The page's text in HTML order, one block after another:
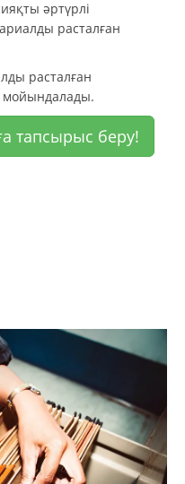
әртүрлі
расталған
расталған
мойындалады.
тапсырыс беру!